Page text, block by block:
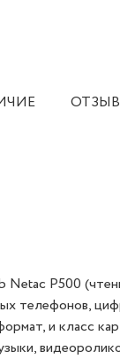
Netac P500
телефонов,
и класс